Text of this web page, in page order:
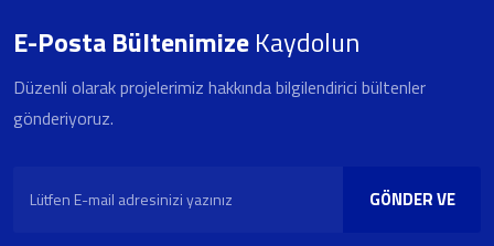
E-Posta BültenimizeKaydolun
Düzenli olarak projelerimiz hakkında bilgilendirici bültenler
gönderiyoruz.
GÖNDER VE